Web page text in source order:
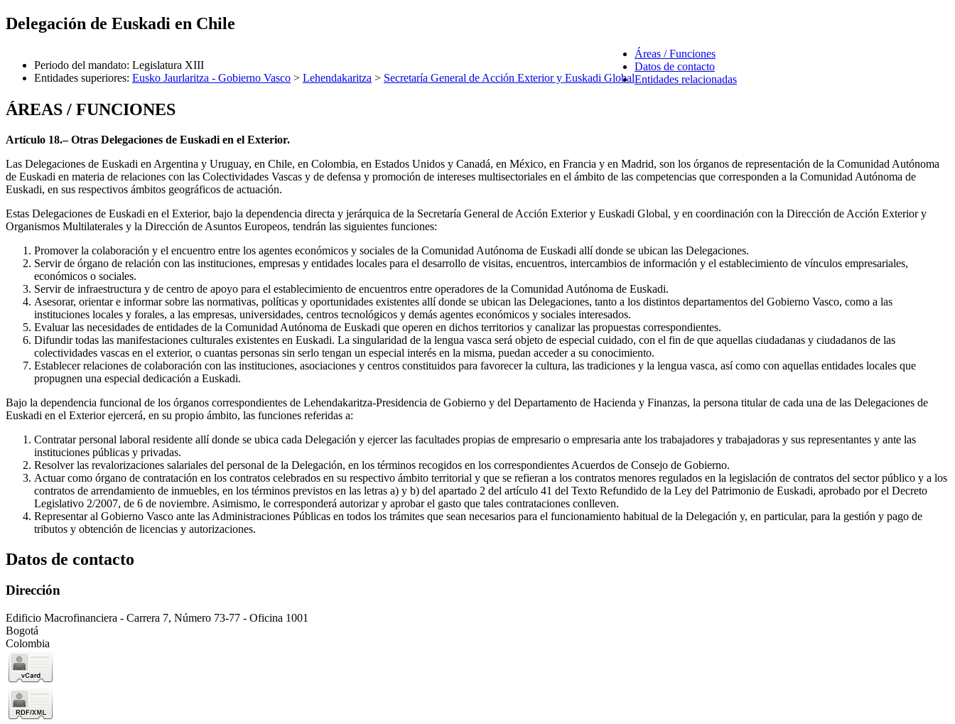
Delegación de Euskadi en Chile
Periodo del mandato: Legislatura XIII
Entidades superiores: Eusko Jaurlaritza - Gobierno Vasco > Lehendakaritza > Secretaría General de Acción Exterior y Euskadi Global
Áreas / Funciones
Datos de contacto
Entidades relacionadas
ÁREAS / FUNCIONES
Artículo 18.– Otras Delegaciones de Euskadi en el Exterior.
Las Delegaciones de Euskadi en Argentina y Uruguay, en Chile, en Colombia, en Estados Unidos y Canadá, en México, en Francia y en Madrid, son los órganos de representación de la Comunidad Autónoma
de Euskadi en materia de relaciones con las Colectividades Vascas y de defensa y promoción de intereses multisectoriales en el ámbito de las competencias que corresponden a la Comunidad Autónoma de
Euskadi, en sus respectivos ámbitos geográficos de actuación.
Estas Delegaciones de Euskadi en el Exterior, bajo la dependencia directa y jerárquica de la Secretaría General de Acción Exterior y Euskadi Global, y en coordinación con la Dirección de Acción Exterior y
Organismos Multilaterales y la Dirección de Asuntos Europeos, tendrán las siguientes funciones:
Promover la colaboración y el encuentro entre los agentes económicos y sociales de la Comunidad Autónoma de Euskadi allí donde se ubican las Delegaciones.
Servir de órgano de relación con las instituciones, empresas y entidades locales para el desarrollo de visitas, encuentros, intercambios de información y el establecimiento de vínculos empresariales,
económicos o sociales.
Servir de infraestructura y de centro de apoyo para el establecimiento de encuentros entre operadores de la Comunidad Autónoma de Euskadi.
Asesorar, orientar e informar sobre las normativas, políticas y oportunidades existentes allí donde se ubican las Delegaciones, tanto a los distintos departamentos del Gobierno Vasco, como a las
instituciones locales y forales, a las empresas, universidades, centros tecnológicos y demás agentes económicos y sociales interesados.
Evaluar las necesidades de entidades de la Comunidad Autónoma de Euskadi que operen en dichos territorios y canalizar las propuestas correspondientes.
Difundir todas las manifestaciones culturales existentes en Euskadi. La singularidad de la lengua vasca será objeto de especial cuidado, con el fin de que aquellas ciudadanas y ciudadanos de las
colectividades vascas en el exterior, o cuantas personas sin serlo tengan un especial interés en la misma, puedan acceder a su conocimiento.
Establecer relaciones de colaboración con las instituciones, asociaciones y centros constituidos para favorecer la cultura, las tradiciones y la lengua vasca, así como con aquellas entidades locales que
propugnen una especial dedicación a Euskadi.
Bajo la dependencia funcional de los órganos correspondientes de Lehendakaritza-Presidencia de Gobierno y del Departamento de Hacienda y Finanzas, la persona titular de cada una de las Delegaciones de
Euskadi en el Exterior ejercerá, en su propio ámbito, las funciones referidas a:
Contratar personal laboral residente allí donde se ubica cada Delegación y ejercer las facultades propias de empresario o empresaria ante los trabajadores y trabajadoras y sus representantes y ante las
instituciones públicas y privadas.
Resolver las revalorizaciones salariales del personal de la Delegación, en los términos recogidos en los correspondientes Acuerdos de Consejo de Gobierno.
Actuar como órgano de contratación en los contratos celebrados en su respectivo ámbito territorial y que se refieran a los contratos menores regulados en la legislación de contratos del sector público y a los
contratos de arrendamiento de inmuebles, en los términos previstos en las letras a) y b) del apartado 2 del artículo 41 del Texto Refundido de la Ley del Patrimonio de Euskadi, aprobado por el Decreto
Legislativo 2/2007, de 6 de noviembre. Asimismo, le corresponderá autorizar y aprobar el gasto que tales contrataciones conlleven.
Representar al Gobierno Vasco ante las Administraciones Públicas en todos los trámites que sean necesarios para el funcionamiento habitual de la Delegación y, en particular, para la gestión y pago de
tributos y obtención de licencias y autorizaciones.
Datos de contacto
Dirección
Edificio Macrofinanciera - Carrera 7, Número 73-77 - Oficina 1001
Bogotá
Colombia